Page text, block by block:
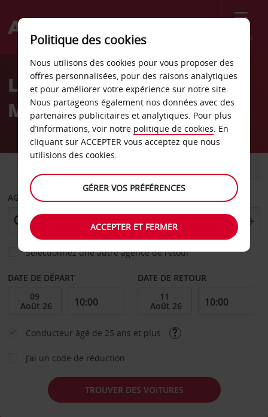
Menu
Welcome
AvisLocation de voiture
Marbourg
AGENCE DE DÉPART
Sélectionnez une autre agence de retour
DATE DE DÉPART DATE DE RETOUR
Conducteur âgé de 25 ans et plus
J’ai un code de réduction
TROUVER DES VOITURES
Politique des cookies
Nous utilisons des cookies pour vous proposer des
offres personnalisées, pour des raisons analytiques
et pour améliorer votre expérience sur notre site.
Nous partageons également nos données avec des
partenaires publicitaires et analytiques. Pour plus
d’informations, voir notre politique de cookies. En
cliquant sur ACCEPTER vous acceptez que nous
utilisions des cookies.
GÉRER VOS PRÉFÉRENCES
ACCEPTER ET FERMER